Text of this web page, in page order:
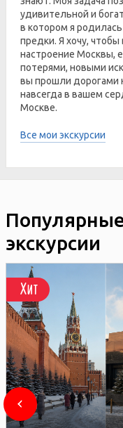
удивительной и
в котором я
предки. Я хочу,
настроение Москвы,
потерями, новыми
вы прошли дорогами
навсегда в вашем
Москве.
Все мои экскурсии
экскурсии
Хит